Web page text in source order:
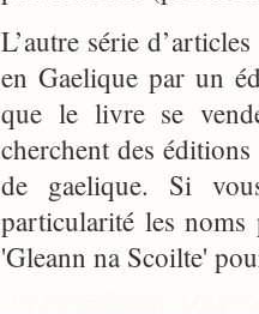
L’autre série
en Gaelique par un
que le livre se
cherchent des
de gaelique. Si
particularité les
'Gleann na Scoilte'